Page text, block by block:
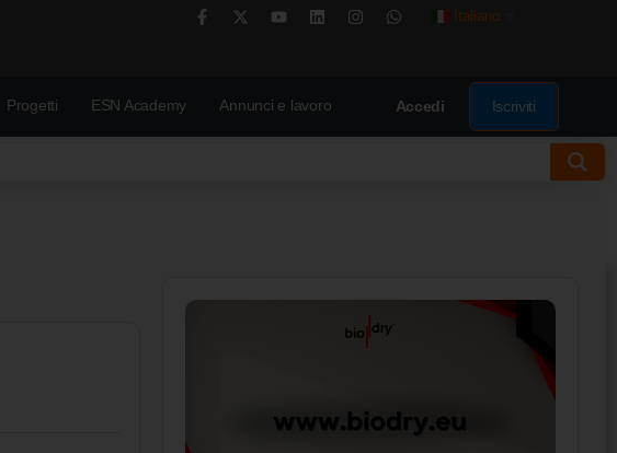
Italiano
Progetti ESN Academy Annunci e lavoro Accedi Iscriviti